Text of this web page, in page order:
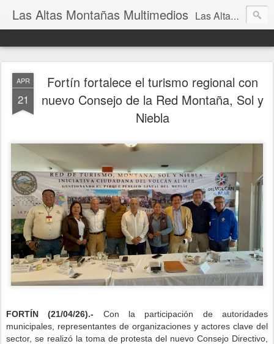
Las Altas Montañas Multimedios Las Altas Montañas Multimedios
APR
21
Fortín fortalece el turismo regional con
nuevo Consejo de la Red Montaña, Sol y
Niebla
FORTÍN (21/04/26).- Con la participación de autoridades
municipales, representantes de organizaciones y actores clave del
sector, se realizó la toma de protesta del nuevo Consejo Directivo,